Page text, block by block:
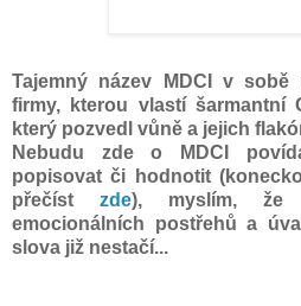
Tajemný název MDCI v sobě
firmy, kterou vlastí šarmantní
který pozvedl vůně a jejich
Nebudu zde o MDCI
popisovat či hodnotit
přečíst zde), myslím, že
emocionálních postřehů a
slova již nestačí...